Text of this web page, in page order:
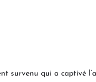
survenu qui a captivé